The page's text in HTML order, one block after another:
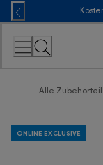
Skip
to
Content
Alle
ONLINE EXCLUSIVE